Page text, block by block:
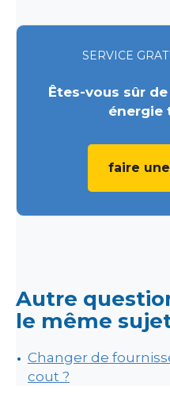
SERVICE
Êtes-vous sûr
énergie
faire
Autre
le même
Changer de
cout ?